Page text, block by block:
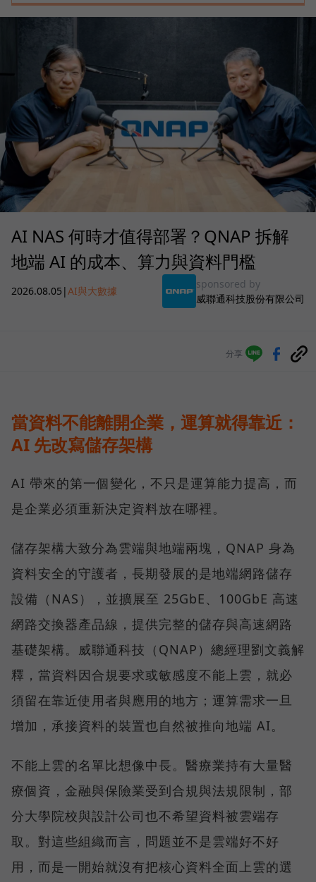
AI NAS 何時才值得部署？QNAP 拆解
地端 AI 的成本、算力與資料門檻
2026.08.05 |AI與大數據
sponsored by
威聯通科技股份有限公司
分享
當資料不能離開企業，運算就得靠近：
AI 先改寫儲存架構
AI 帶來的第一個變化，不只是運算能力提高，而
是企業必須重新決定資料放在哪裡。
儲存架構大致分為雲端與地端兩塊，QNAP 身為
資料安全的守護者，長期發展的是地端網路儲存
設備（NAS），並擴展至 25GbE、100GbE 高速
網路交換器產品線，提供完整的儲存與高速網路
基礎架構。威聯通科技（QNAP）總經理劉文義解
釋，當資料因合規要求或敏感度不能上雲，就必
須留在靠近使用者與應用的地方；運算需求一旦
增加，承接資料的裝置也自然被推向地端 AI。
不能上雲的名單比想像中長。醫療業持有大量醫
療個資，金融與保險業受到合規與法規限制，部
分大學院校與設計公司也不希望資料被雲端存
取。對這些組織而言，問題並不是雲端好不好
用，而是一開始就沒有把核心資料全面上雲的選